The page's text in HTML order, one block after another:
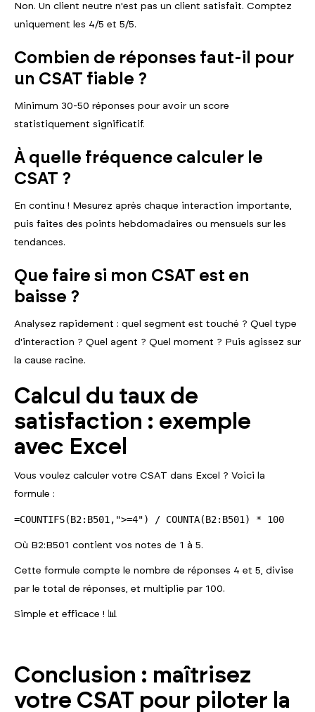
Non. Un client neutre n'est pas un client satisfait. Comptez
uniquement les 4/5 et 5/5.
Combien de réponses faut-il pour
un CSAT fiable ?
Minimum 30-50 réponses pour avoir un score
statistiquement significatif.
À quelle fréquence calculer le
CSAT ?
En continu ! Mesurez après chaque interaction importante,
puis faites des points hebdomadaires ou mensuels sur les
tendances.
Que faire si mon CSAT est en
baisse ?
Analysez rapidement : quel segment est touché ? Quel type
d'interaction ? Quel agent ? Quel moment ? Puis agissez sur
la cause racine.
Calcul du taux de
satisfaction : exemple
avec Excel
Vous voulez calculer votre CSAT dans Excel ? Voici la
formule :
=COUNTIFS(B2:B501,">=4") / COUNTA(B2:B501) * 100
Où B2:B501 contient vos notes de 1 à 5.
Cette formule compte le nombre de réponses 4 et 5, divise
par le total de réponses, et multiplie par 100.
Simple et efficace ! 📊
Conclusion : maîtrisez
votre CSAT pour piloter la